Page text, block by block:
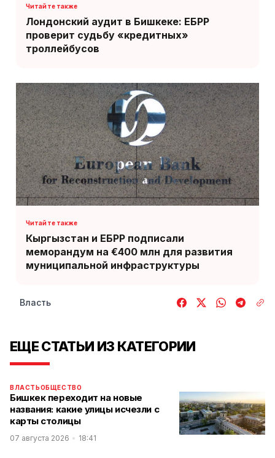
Лондонский аудит в Бишкеке: ЕБРР
проверит судьбу «кредитных»
троллейбусов
Кыргызстан и ЕБРР подписали
меморандум на €400 млн для развития
муниципальной инфраструктуры
Власть
ЕЩЕ СТАТЬИ ИЗ КАТЕГОРИИ
ВЛАСТЬОБЩЕСТВО
Бишкек переходит на новые
названия: какие улицы исчезли с
карты столицы
07 августа 2026 18:41